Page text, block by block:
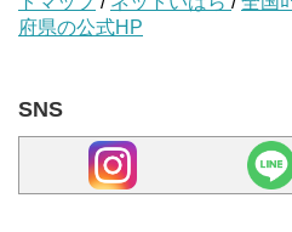
府県の公式HP
SNS